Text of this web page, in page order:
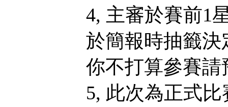
4, 主審於賽前1
於簡報時抽籤
你不打算參賽
5, 此次為正式